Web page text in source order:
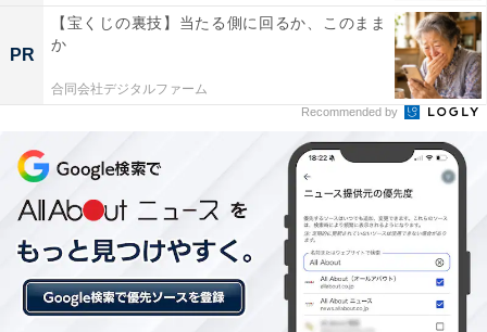
PR
【宝くじの裏技】当たる側に回るか、このまま
か
合同会社デジタルファーム
Recommended by